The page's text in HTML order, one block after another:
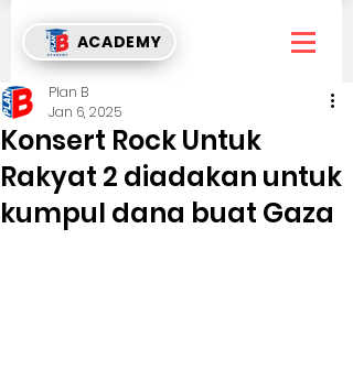
ACADEMY
Konsert Rock Untuk
Rakyat 2 diadakan untuk
kumpul dana buat Gaza
Plan B
Jan 6, 2025